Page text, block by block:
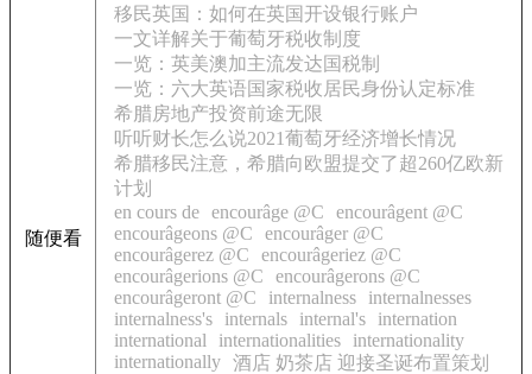
随便看
移民英国：如何在英国开设银行账户
一文详解关于葡萄牙税收制度
一览：英美澳加主流发达国税制
一览：六大英语国家税收居民身份认定标准
希腊房地产投资前途无限
听听财长怎么说2021葡萄牙经济增长情况
希腊移民注意，希腊向欧盟提交了超260亿欧新
计划
en cours de encourâge @C
encourâgent @C
encourâgeons @C
encourâger @C
encourâgerez @C
encourâgeriez @C
encourâgerions @C
encourâgerons @C
encourâgeront @C
internalness
internalnesses
internalness's
internals internal's
internation
international
internationalities
internationality
internationally 酒店 奶茶店 迎接圣诞布置策划